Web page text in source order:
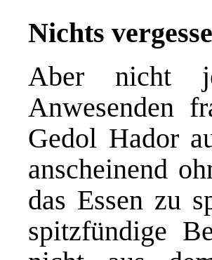
Nichts
Aber nicht
Anwesenden
Gedol Hador
anscheinend
das Essen zu
spitzfündige